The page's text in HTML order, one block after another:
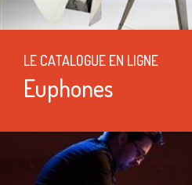
LE CATALOGUE EN LIGNE
Euphones